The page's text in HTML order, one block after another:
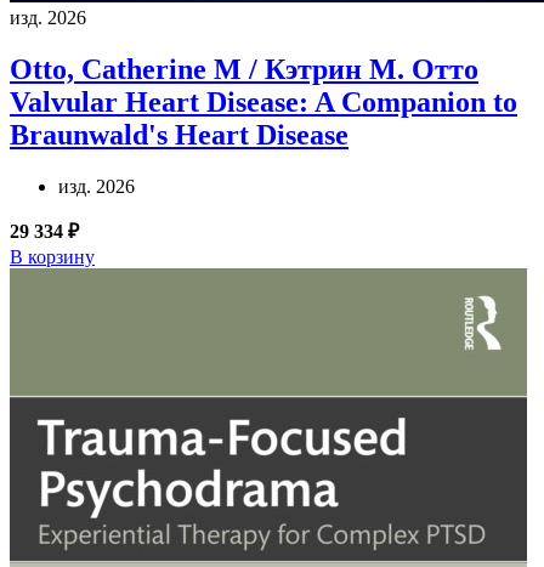
изд. 2026
Otto, Catherine M / Кэтрин М. Отто
Valvular Heart Disease: A Companion to
Braunwald's Heart Disease
изд. 2026
29 334 ₽
В корзину